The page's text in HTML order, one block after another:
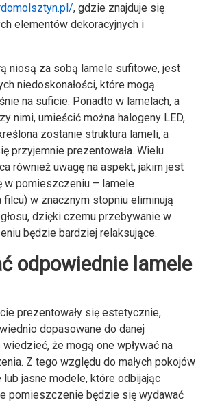
, gdzie znajduje się
elementów dekoracyjnych i
niosą za sobą lamele sufitowe, jest
niedoskonałości, które mogą
na suficie. Ponadto w lamelach, a
nimi, umieścić można halogeny LED,
zostanie struktura lameli, a
przyjemnie prezentowała. Wielu
również uwagę na aspekt, jakim jest
w pomieszczeniu – lamele
w znacznym stopniu eliminują
dzięki czemu przebywanie w
będzie bardziej relaksujące.
odpowiednie lamele
prezentowały się estetycznie,
dopasowane do danej
że mogą one wpływać na
Z tego względu do małych pokojów
lub jasne modele, które odbijając
pomieszczenie będzie się wydawać